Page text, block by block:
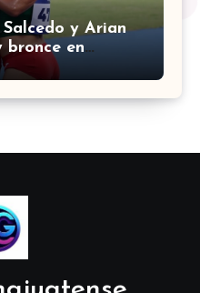
y Arian
bronce en
en